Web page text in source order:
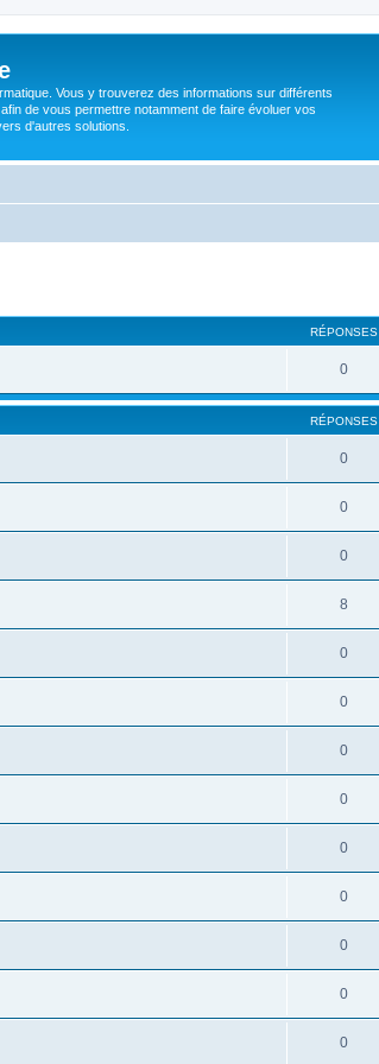
Vous y trouverez des informations sur différents
de vous permettre notamment de faire évoluer vos
d'autres solutions.
RÉPONSES
0
RÉPONSES
0
0
0
8
0
0
0
0
0
0
0
0
0